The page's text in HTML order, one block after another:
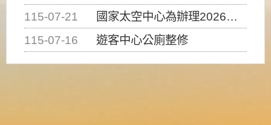
115-07-21
國家太空中心為辦理2026台灣盃火箭競賽，陸、海、空域警戒及協調相關事宜，因颱風備案事宜
115-07-16
遊客中心公廁整修